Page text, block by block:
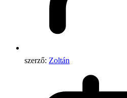
szerző: Zoltán